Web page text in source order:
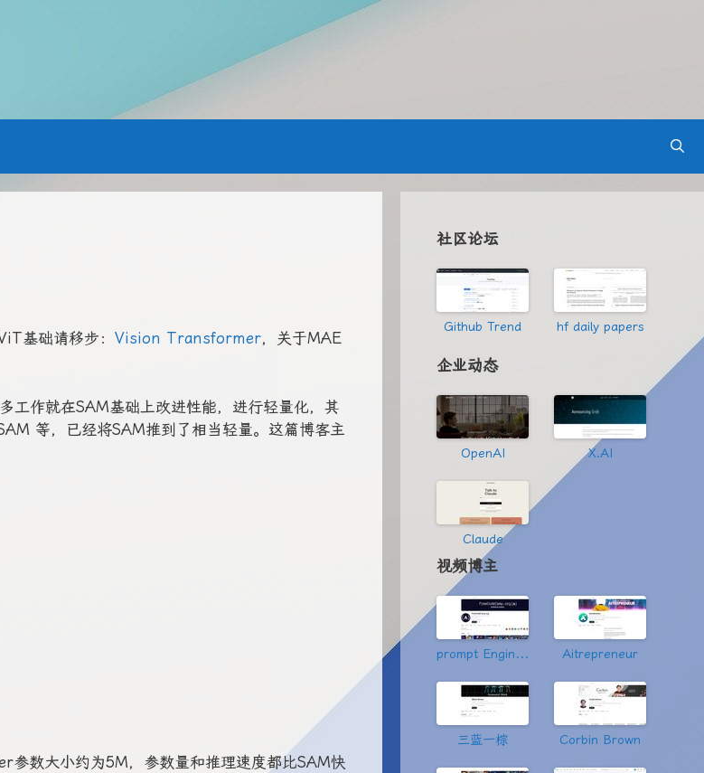
基础请移步： Vision Transformer，关于MAE
工作就在SAM基础上改进性能，进行轻量化，其
等，已经将SAM推到了相当轻量。这篇博客主
数大小约为5M，参数量和推理速度都比SAM快
社区论坛
Github Trend hf daily papers
企业动态
OpenAI X.AI
Claude
视频博主
prompt Engineering Aitrepreneur
三蓝一棕 Corbin Brown